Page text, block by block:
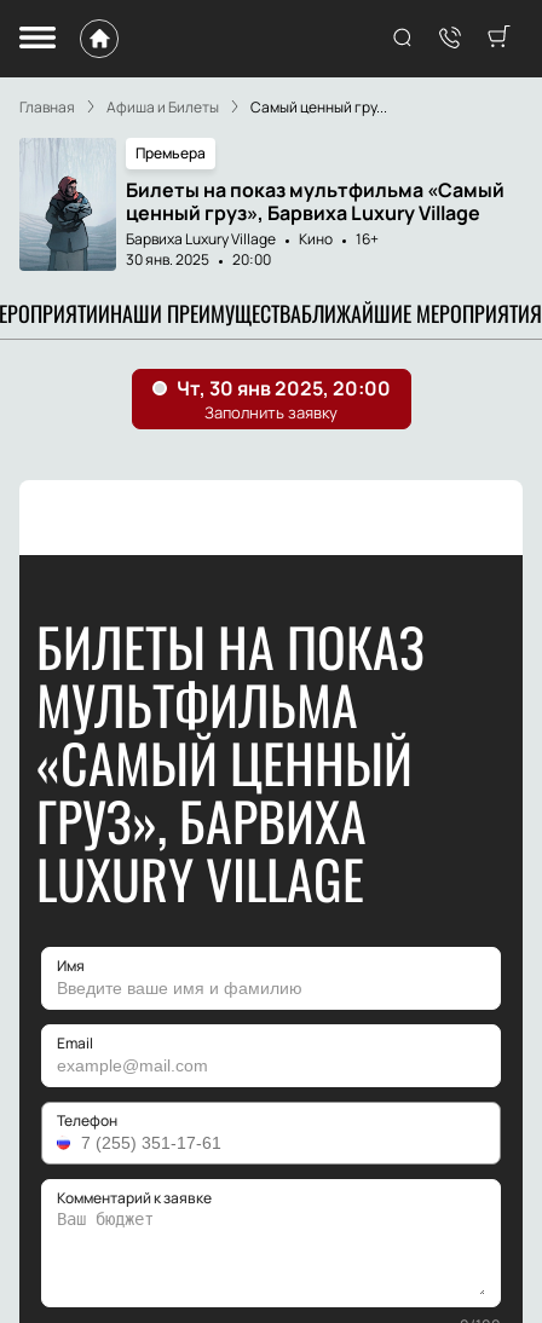
Главная Афиша и Билеты Самый ценный гру...
Премьера
Билеты на показ мультфильма «Самый
ценный груз», Барвиха Luxury Village
Барвиха Luxury Village Кино
16+
30 янв. 2025
20:00
НАШИ ПРЕИМУЩЕСТВАБЛИЖАЙШИЕ МЕРОПРИЯТИЯ
БИЛЕТЫ НА ПОКАЗ
МУЛЬТФИЛЬМА
«САМЫЙ ЦЕННЫЙ
ГРУЗ», БАРВИХА
LUXURY VILLAGE
Имя
Email
Телефон
Комментарий к заявке